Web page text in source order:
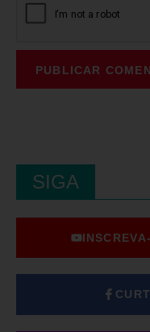
SIGA